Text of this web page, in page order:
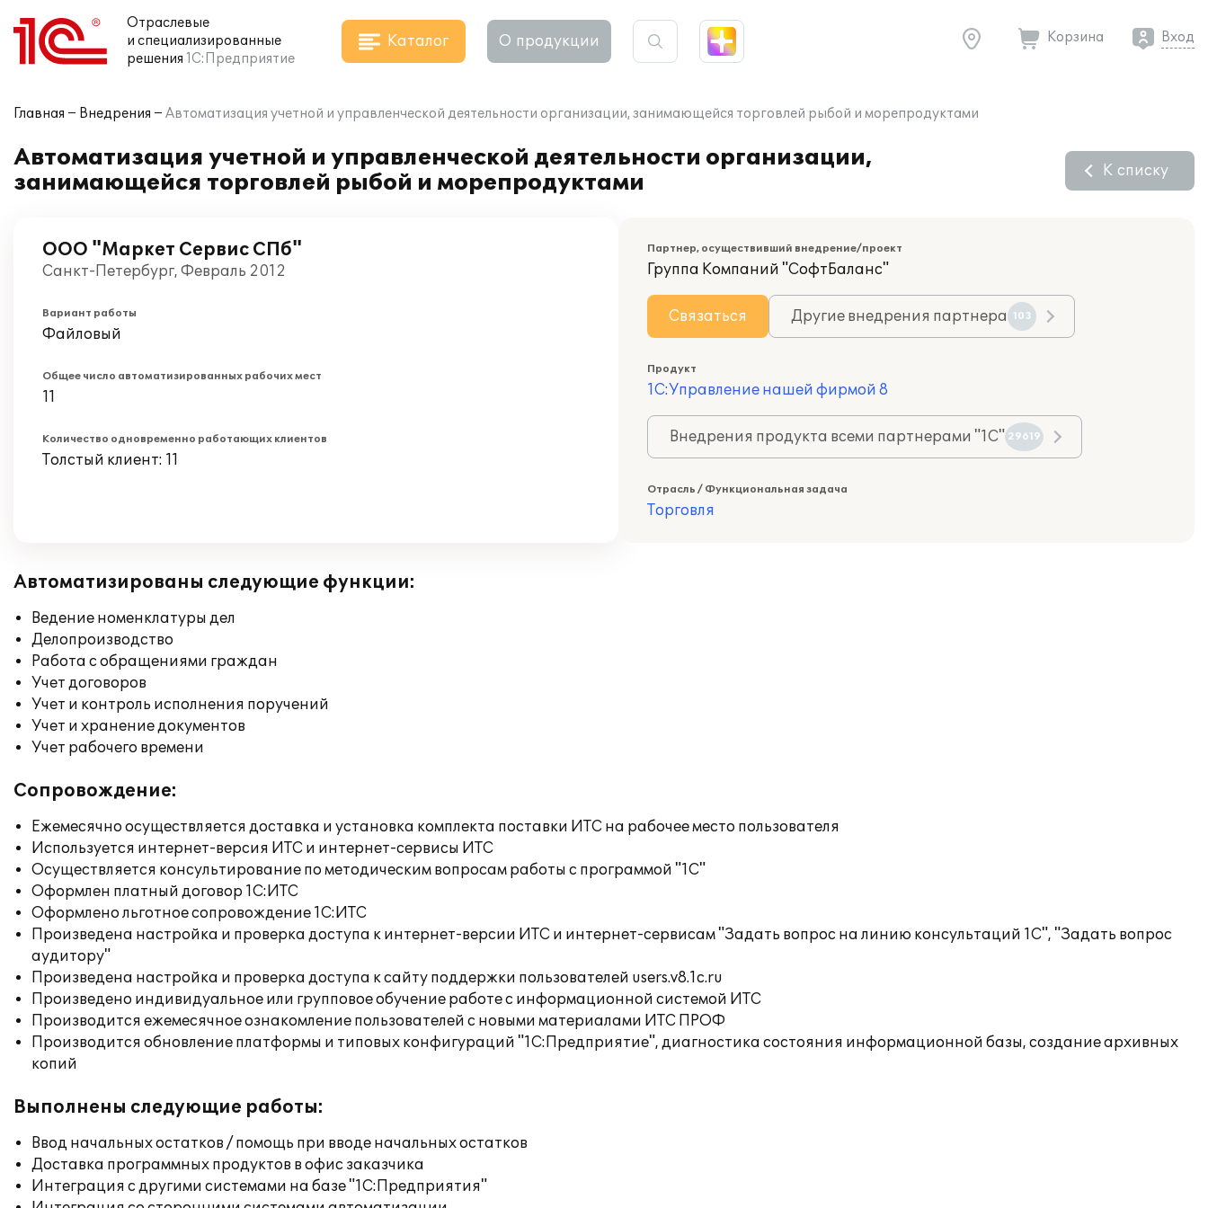
Отраслевые
и специализированные
решения 1С:Предприятие
Каталог О продукции Корзина Вход
Главная Внедрения Автоматизация учетной и управленческой деятельности организации, занимающейся торговлей рыбой и морепродуктами
Автоматизация учетной и управленческой деятельности организации,
занимающейся торговлей рыбой и морепродуктами
К списку
ООО "Маркет Сервис СПб"
Санкт-Петербург, Февраль 2012
Вариант работы
Файловый
Общее число автоматизированных рабочих мест
11
Количество одновременно работающих клиентов
Толстый клиент: 11
Партнер, осуществивший внедрение/проект
Группа Компаний "СофтБаланс"
Связаться Другие внедрения партнера 103
Продукт
1С:Управление нашей фирмой 8
Внедрения продукта всеми партнерами "1С" 29619
Отрасль / Функциональная задача
Торговля
Автоматизированы следующие функции:
Ведение номенклатуры дел
Делопроизводство
Работа с обращениями граждан
Учет договоров
Учет и контроль исполнения поручений
Учет и хранение документов
Учет рабочего времени
Сопровождение:
Ежемесячно осуществляется доставка и установка комплекта поставки ИТС на рабочее место пользователя
Используется интернет-версия ИТС и интернет-сервисы ИТС
Осуществляется консультирование по методическим вопросам работы с программой "1С"
Оформлен платный договор 1С:ИТС
Оформлено льготное сопровождение 1С:ИТС
Произведена настройка и проверка доступа к интернет-версии ИТС и интернет-сервисам "Задать вопрос на линию консультаций 1С", "Задать вопрос
аудитору"
Произведена настройка и проверка доступа к сайту поддержки пользователей users.v8.1c.ru
Произведено индивидуальное или групповое обучение работе с информационной системой ИТС
Производится ежемесячное ознакомление пользователей с новыми материалами ИТС ПРОФ
Производится обновление платформы и типовых конфигураций "1С:Предприятие", диагностика состояния информационной базы, создание архивных
копий
Выполнены следующие работы:
Ввод начальных остатков / помощь при вводе начальных остатков
Доставка программных продуктов в офис заказчика
Интеграция с другими системами на базе "1С:Предприятия"